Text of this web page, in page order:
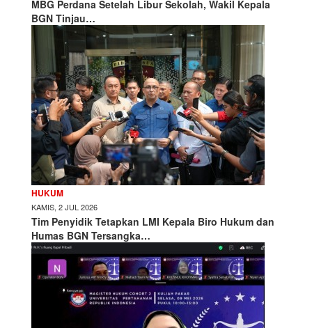
MBG Perdana Setelah Libur Sekolah, Wakil Kepala
BGN Tinjau…
HUKUM
KAMIS, 2 JUL 2026
Tim Penyidik Tetapkan LMI Kepala Biro Hukum dan
Humas BGN Tersangka…